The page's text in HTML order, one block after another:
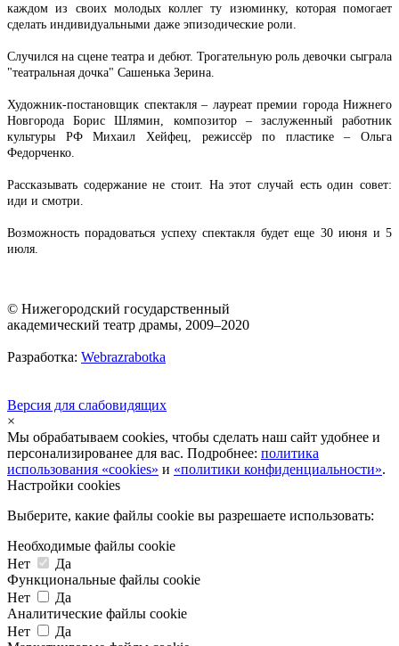
каждом из своих молодых коллег ту изюминку, которая помогает
сделать индивидуальными даже эпизодические роли.
Случился на сцене театра и дебют. Трогательную роль девочки сыграла
"театральная дочка" Сашенька Зерина.
Художник-постановщик спектакля – лауреат премии города Нижнего
Новгорода Борис Шлямин, композитор – заслуженный работник
культуры РФ Михаил Хейфец, режиссёр по пластике – Ольга
Федорченко.
Рассказывать содержание не стоит. На этот случай есть один совет:
иди и смотри.
Возможность порадоваться успеху спектакля будет еще 30 июня и 5
июля.
© Нижегородский государственный
академический театр драмы, 2009–2020
Разработка: Webrazrabotka
Версия для слабовидящих
×
Мы обрабатываем cookies, чтобы сделать наш сайт удобнее и
персонализированее для вас. Подробнее: политика
использования «cookies» и «политики конфиденциальности».
Настройки cookies
Выберите, какие файлы cookie вы разрешаете использовать:
Необходимые файлы cookie
Нет
Да
Функциональные файлы cookie
Нет
Да
Аналитические файлы cookie
Нет
Да